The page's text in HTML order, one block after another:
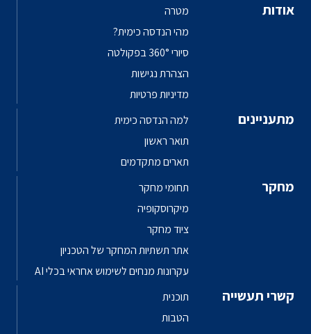
אודות
מטרה
מהי הנדסה כימית?
סיורי 360° בפקולטה
הצהרת נגישות
מדיניות פרטיות
מתעניינים
למה הנדסה כימית
תואר ראשון
תארים מתקדמים
מחקר
תחומי מחקר
מיקרוסקופיה
ציוד מחקר
אתר תשתיות המחקר של הטכניון
עקרונות מנחים לשימוש אחראי בכלי AI
קשרי תעשייה
תוכנית
הטבות